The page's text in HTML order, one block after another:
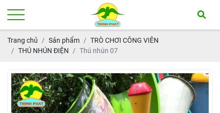
Trang chủ Sản phẩm
TRÒ CHƠI CÔNG VIÊN
THÚ NHÚN ĐIỆN
Thú nhún 07